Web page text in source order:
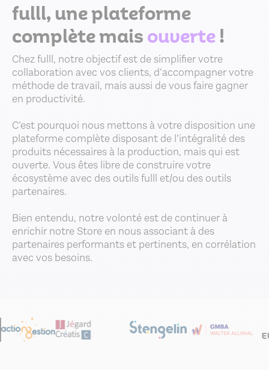
fulll, une plateforme
complète maisouverte!
Chez fulll, notre objectif est de simplifier votre
collaboration avec vos clients, d’accompagner votre
méthode de travail, mais aussi de vous faire gagner
en productivité.
C’est pourquoi nous mettons à votre disposition une
plateforme complète disposant de l’intégralité des
produits nécessaires à la production, mais qui est
ouverte. Vous êtes libre de construire votre
écosystème avec des outils fulll et/ou des outils
partenaires.
Bien entendu, notre volonté est de continuer à
enrichir notre Store en nous associant à des
partenaires performants et pertinents, en corrélation
avec vos besoins.